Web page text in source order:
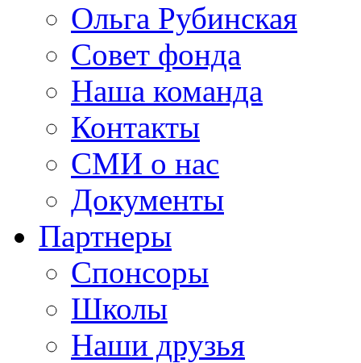
Ольга Рубинская
Совет фонда
Наша команда
Контакты
СМИ о нас
Документы
Партнеры
Спонсоры
Школы
Наши друзья